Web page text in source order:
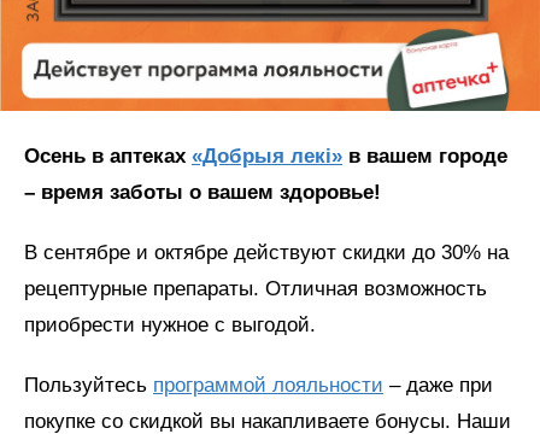
Осень в аптеках «Добрыя лекі» в вашем городе
– время заботы о вашем здоровье!
В сентябре и октябре действуют скидки до 30% на
рецептурные препараты. Отличная возможность
приобрести нужное с выгодой.
Пользуйтесь программой лояльности – даже при
покупке со скидкой вы накапливаете бонусы. Наши